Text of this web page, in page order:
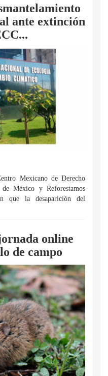
ante extinción
Mexicano de Derecho
México y Reforestamos
que la desaparición del
online
de campo